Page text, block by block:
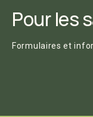
Pour les
Formulaires et